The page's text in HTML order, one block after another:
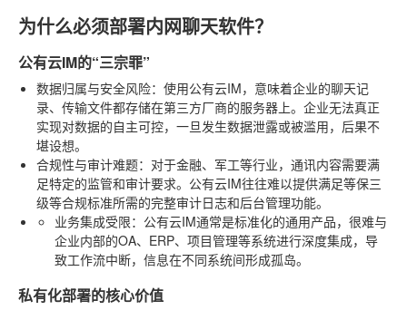
为什么必须部署内网聊天软件？
公有云IM的“三宗罪”
数据归属与安全风险：使用公有云IM，意味着企业的聊天记
录、传输文件都存储在第三方厂商的服务器上。企业无法真正
实现对数据的自主可控，一旦发生数据泄露或被滥用，后果不
堪设想。
合规性与审计难题：对于金融、军工等行业，通讯内容需要满
足特定的监管和审计要求。公有云IM往往难以提供满足等保三
级等合规标准所需的完整审计日志和后台管理功能。
业务集成受限：公有云IM通常是标准化的通用产品，很难与
企业内部的OA、ERP、项目管理等系统进行深度集成，导
致工作流中断，信息在不同系统间形成孤岛。
私有化部署的核心价值